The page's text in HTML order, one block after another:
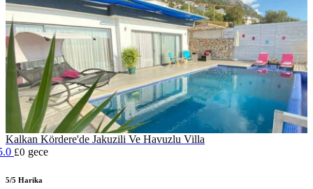
Kalkan Kördere'de Jakuzili Ve Havuzlu Villa
£0 gece
5/5 Harika